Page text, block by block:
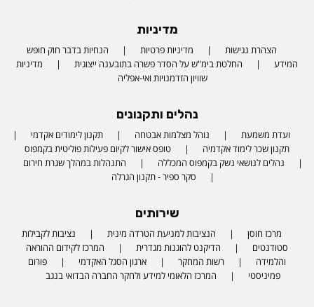
מדיניות
הצהרת נגישות מדיניות פרטיות
הנחיות בדבר חוק חופש
המידע
החלטת בימ"ש על הסדר פשרה בתובענה ייצוגית
מדיניות
שוויון הזדמנויות ואי-אפליה
נהלים ותקנונים
ועדת משמעת נוהל מצלמות אבטחה
תקנון לימודים אקדמי
תקנון שכר לימוד אקדמיה
טופס אישור לקיום פעילות פוליטית בקמפוס
נהלים לנושאי נשק בקמפוס המכללה
התנהלות במהלך שגרת חירום
סקר ספיר - תקנון הגרלה
שירותים
מרכז חוסן הנציבות למניעת הטרדה מינית
נציבות לקבילות
סטודנטים
הדיקנט להוגנות מגדרית
המרכז לקידום ההוראה
והלמידה
רשות המחקר ארגון הסגל האקדמי
פורום
פמיניסטי
המרכז הלאומי למידע ולחקר החברה הבדואי בנגב